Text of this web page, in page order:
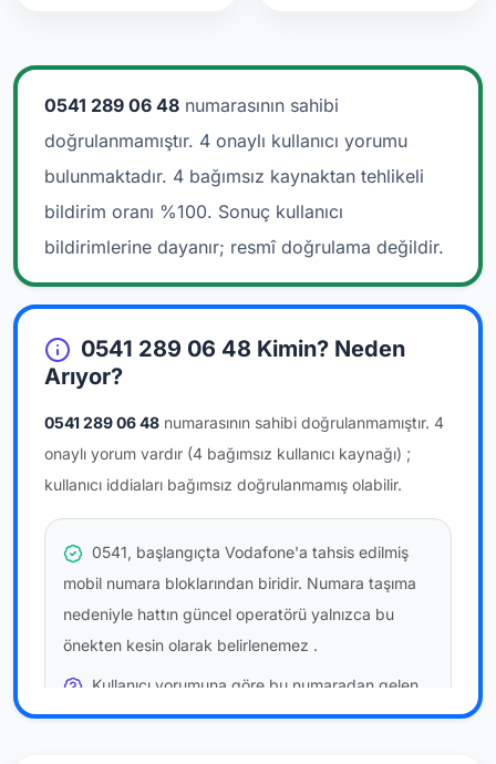
0541 289 06 48 numarasının sahibi
doğrulanmamıştır. 4 onaylı kullanıcı yorumu
bulunmaktadır. 4 bağımsız kaynaktan tehlikeli
bildirim oranı %100. Sonuç kullanıcı
bildirimlerine dayanır; resmî doğrulama değildir.
0541 289 06 48 Kimin? Neden
Arıyor?
0541 289 06 48 numarasının sahibi doğrulanmamıştır. 4
onaylı yorum vardır (4 bağımsız kullanıcı kaynağı) ;
kullanıcı iddiaları bağımsız doğrulanmamış olabilir.
0541, başlangıçta Vodafone'a tahsis edilmiş
mobil numara bloklarından biridir. Numara taşıma
nedeniyle hattın güncel operatörü yalnızca bu
önekten kesin olarak belirlenemez .
Kullanıcı yorumuna göre bu numaradan gelen
çağrılaratemkinli yaklaşmanızönerilir; bu bir site